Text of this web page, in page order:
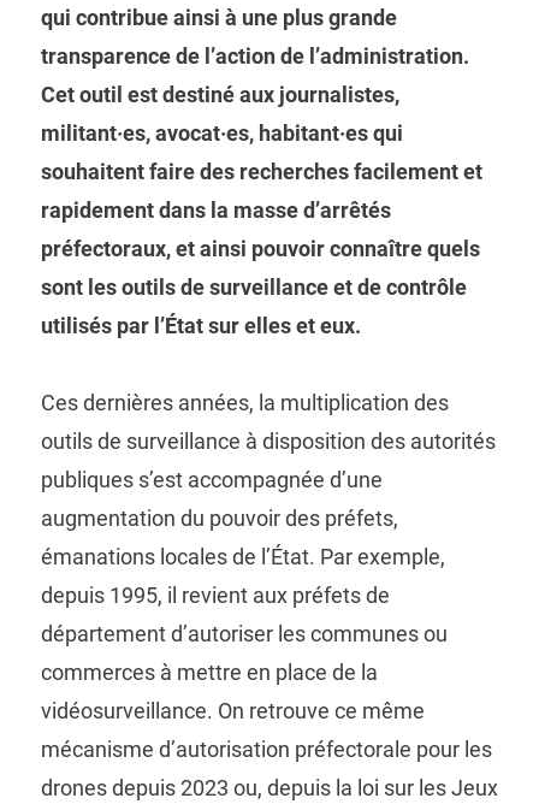
qui contribue ainsi à une plus grande
transparence de l’action de l’administration.
Cet outil est destiné aux journalistes,
militant·es, avocat·es, habitant·es qui
souhaitent faire des recherches facilement et
rapidement dans la masse d’arrêtés
préfectoraux, et ainsi pouvoir connaître quels
sont les outils de surveillance et de contrôle
utilisés par l’État sur elles et eux.
Ces dernières années, la multiplication des
outils de surveillance à disposition des autorités
publiques s’est accompagnée d’une
augmentation du pouvoir des préfets,
émanations locales de l’État. Par exemple,
depuis 1995, il revient aux préfets de
département d’autoriser les communes ou
commerces à mettre en place de la
vidéosurveillance. On retrouve ce même
mécanisme d’autorisation préfectorale pour les
drones depuis 2023 ou, depuis la loi sur les Jeux